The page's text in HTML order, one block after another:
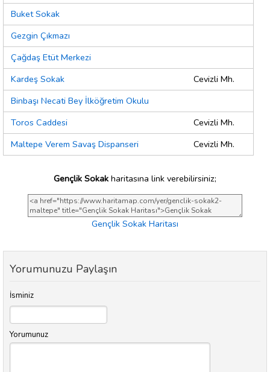
Buket Sokak
Gezgin Çıkmazı
Çağdaş Etüt Merkezi
Kardeş Sokak
Cevizli Mh.
Binbaşı Necati Bey İlköğretim Okulu
Toros Caddesi
Cevizli Mh.
Maltepe Verem Savaş Dispanseri
Cevizli Mh.
Gençlik Sokak haritasına link verebilirsiniz;
Gençlik Sokak Haritası
Yorumunuzu Paylaşın
İsminiz
Yorumunuz